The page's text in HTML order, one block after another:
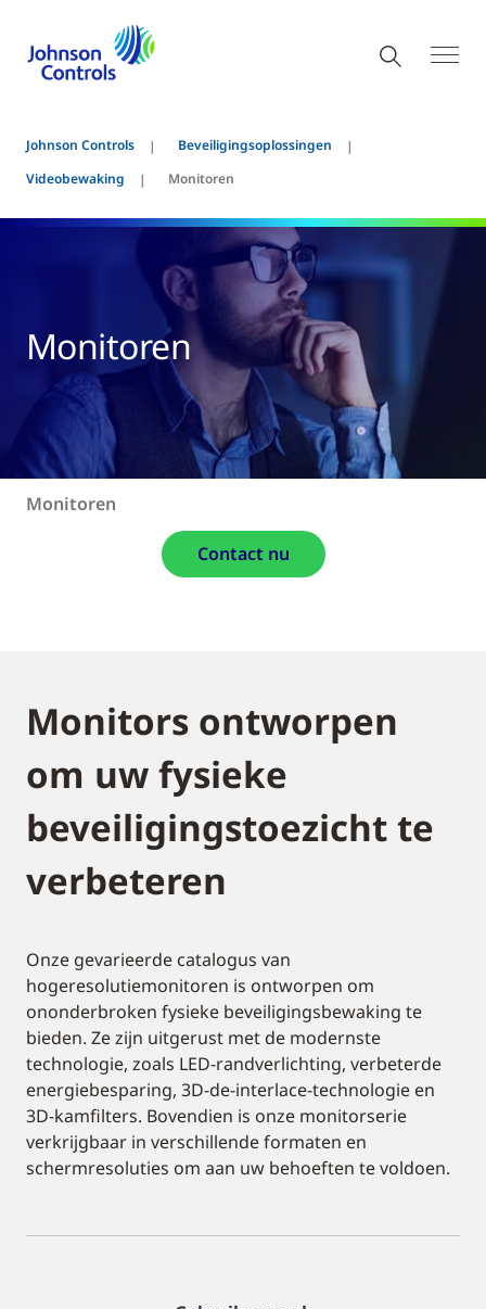
Johnson Controls
Beveiligingsoplossingen
Videobewaking
Monitoren
Monitoren
Monitoren
Contact nu
Monitors ontworpen
om uw fysieke
beveiligingstoezicht te
verbeteren
Onze gevarieerde catalogus van
hogeresolutiemonitoren is ontworpen om
ononderbroken fysieke beveiligingsbewaking te
bieden. Ze zijn uitgerust met de modernste
technologie, zoals LED-randverlichting, verbeterde
energiebesparing, 3D-de-interlace-technologie en
3D-kamfilters. Bovendien is onze monitorserie
verkrijgbaar in verschillende formaten en
schermresoluties om aan uw behoeften te voldoen.